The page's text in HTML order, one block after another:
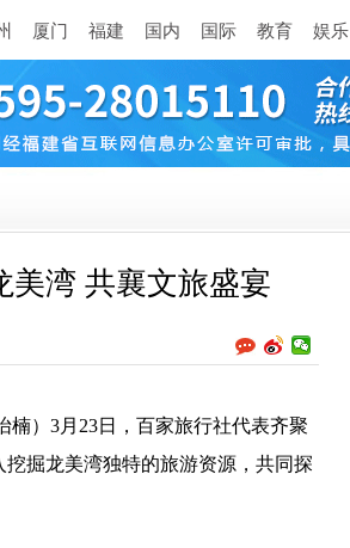
厦门 福建 国内 国际 教育 娱乐
美湾 共襄文旅盛宴
）3月23日，百家旅行社代表齐聚
掘龙美湾独特的旅游资源，共同探